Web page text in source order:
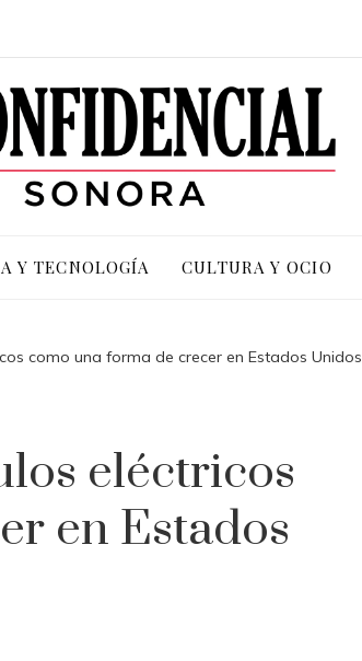
Y TECNOLOGÍA CULTURA Y OCIO
como una forma de crecer en Estados Unidos
eléctricos
en Estados